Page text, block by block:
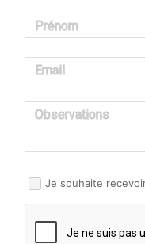
Prénom
Email
Observations
Je souhaite